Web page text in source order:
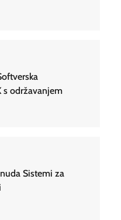
s održavanjem
Sistemi za